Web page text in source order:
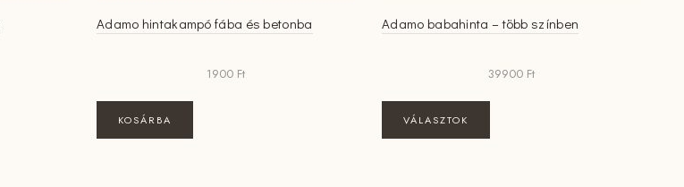
Adamo hintakampó fába és betonba
1900 Ft
KOSÁRBA
Adamo babahinta – több színben
39900 Ft
VÁLASZTOK
a